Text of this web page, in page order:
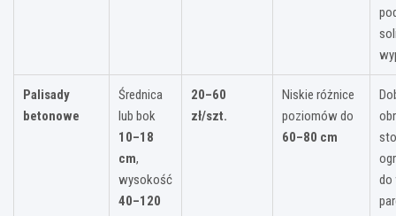
Palisady
betonowe
Średnica
lub bok
10–18
cm,
wysokość
40–120
20–60
zł/szt.
Niskie różnice
poziomów do
60–80 cm
do